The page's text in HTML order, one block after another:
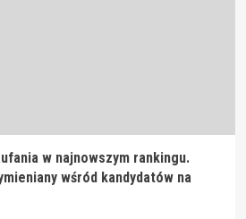
w najnowszym rankingu.
wśród kandydatów na